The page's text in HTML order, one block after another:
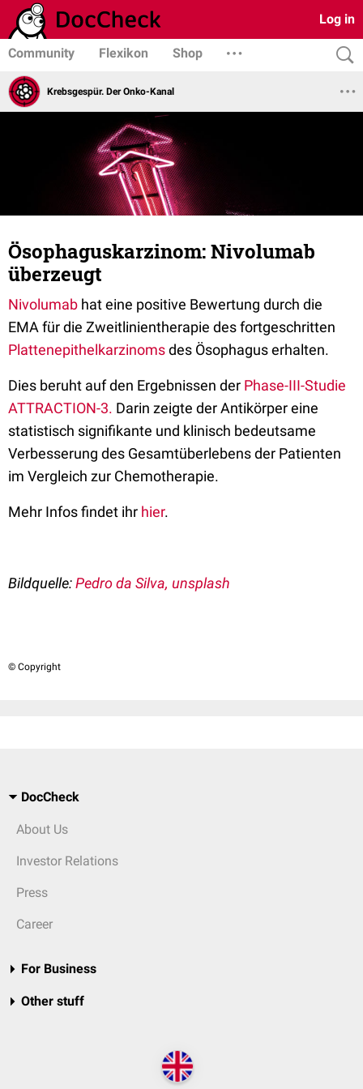
Log in
Community Flexikon Shop
Krebsgespür. Der Onko-Kanal
Ösophaguskarzinom: Nivolumab
überzeugt
Nivolumab hat eine positive Bewertung durch die
EMA für die Zweitlinientherapie des fortgeschritten
Plattenepithelkarzinomsdes Ösophagus erhalten.
Dies beruht auf den Ergebnissen der Phase-III-Studie
ATTRACTION-3. Darin zeigte der Antikörper eine
statistisch signifikante und klinisch bedeutsame
Verbesserung des Gesamtüberlebens der Patienten
im Vergleich zur Chemotherapie.
Mehr Infos findet ihr hier.
Bildquelle:Pedro da Silva, unsplash
© Copyright
DocCheck
About Us
Investor Relations
Press
Career
For Business
Other stuff